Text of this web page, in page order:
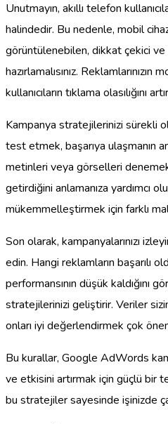
Unutmayın, akıllı telefon
halindedir. Bu nedenle, mobil
görüntülenebilen, dikkat çekici ve
hazırlamalısınız. Reklamlarınızın
kullanıcıların tıklama olasılığını
Kampanya stratejilerinizi sürekli
test etmek, başarıya ulaşmanın
metinleri veya görselleri
getirdiğini anlamanıza yardımcı
mükemmelleştirmek için farklı
Son olarak, kampanyalarınızı
edin. Hangi reklamların başarılı
performansının düşük kaldığını
stratejilerinizi geliştirir. Veriler
onları iyi değerlendirmek çok
Bu kurallar, Google AdWords
ve etkisini artırmak için güçlü bir
bu stratejiler sayesinde işinizde